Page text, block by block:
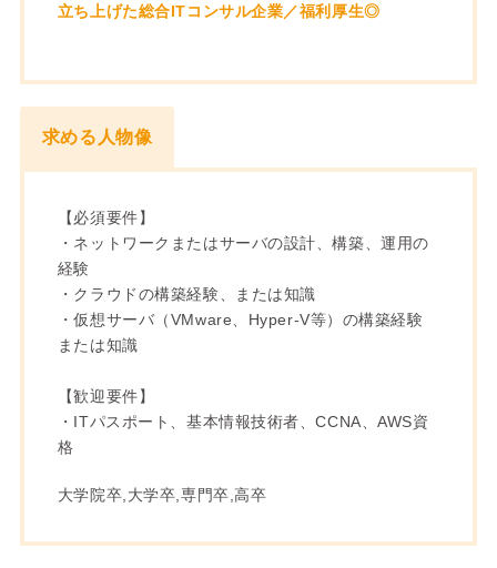
立ち上げた総合ITコンサル企業／福利厚生◎
求める人物像
【必須要件】
・ネットワークまたはサーバの設計、構築、運用の
経験
・クラウドの構築経験、または知識
・仮想サーバ（VMware、Hyper-V等）の構築経験
または知識
【歓迎要件】
・ITパスポート、基本情報技術者、CCNA、AWS資
格
大学院卒,大学卒,専門卒,高卒